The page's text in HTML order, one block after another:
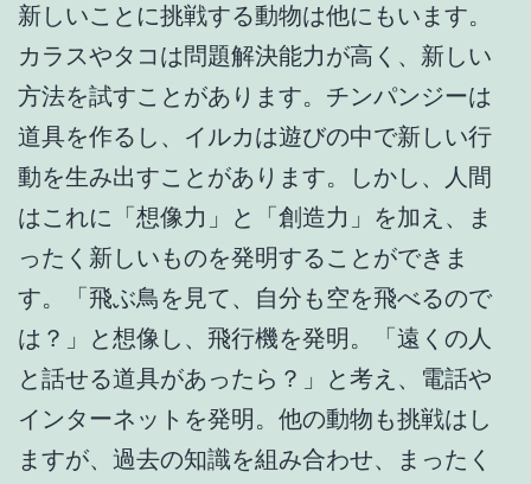
新しいことに挑戦する動物は他にもいます。
カラスやタコは問題解決能力が高く、新しい
方法を試すことがあります。チンパンジーは
道具を作るし、イルカは遊びの中で新しい行
動を生み出すことがあります。しかし、人間
はこれに「想像力」と「創造力」を加え、ま
ったく新しいものを発明することができま
す。「飛ぶ鳥を見て、自分も空を飛べるので
は？」と想像し、飛行機を発明。「遠くの人
と話せる道具があったら？」と考え、電話や
インターネットを発明。他の動物も挑戦はし
ますが、過去の知識を組み合わせ、まったく